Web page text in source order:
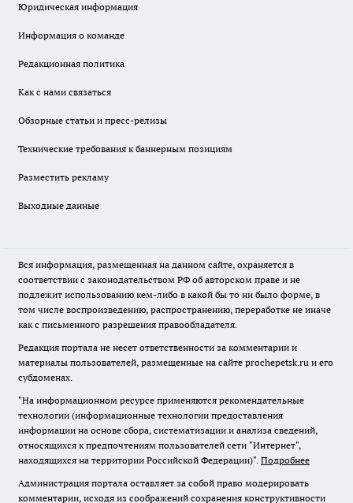
Юридическая информация
Информация о команде
Редакционная политика
Как с нами связаться
Обзорные статьи и пресс-релизы
Технические требования к баннерным позициям
Разместить рекламу
Выходные данные
Вся информация, размещенная на данном сайте, охраняется в
соответствии с законодательством РФ об авторском праве и не
подлежит использованию кем-либо в какой бы то ни было форме, в
том числе воспроизведению, распространению, переработке не иначе
как с письменного разрешения правообладателя.
Редакция портала не несет ответственности за комментарии и
материалы пользователей, размещенные на сайте prochepetsk.ru и его
субдоменах.
"На информационном ресурсе применяются рекомендательные
технологии (информационные технологии предоставления
информации на основе сбора, систематизации и анализа сведений,
относящихся к предпочтениям пользователей сети "Интернет",
находящихся на территории Российской Федерации)". Подробнее
Администрация портала оставляет за собой право модерировать
комментарии, исходя из соображений сохранения конструктивности